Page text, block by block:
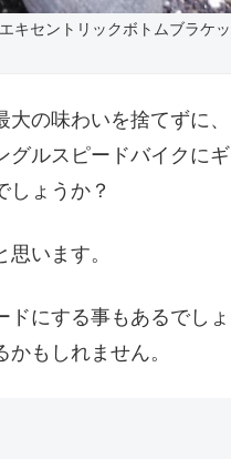
キセントリックボトムブラケッ
の味わいを捨てずに、
グルスピードバイクにギ
しょうか？
います。
にする事もあるでしょ
もしれません。